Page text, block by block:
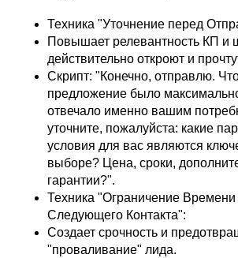
Техника "Уточнение перед
Повышает релевантность КП и
действительно откроют и
Скрипт: "Конечно, отправлю.
предложение было
отвечало именно вашим
уточните, пожалуйста: какие
условия для вас являются
выборе? Цена, сроки,
гарантии?".
Техника "Ограничение
Следующего Контакта":
Создает срочность и
"проваливание" лида.